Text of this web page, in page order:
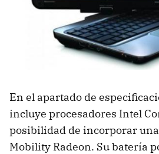
En el apartado de
incluye procesadores Intel
posibilidad de incorporar
Mobility Radeon. Su batería